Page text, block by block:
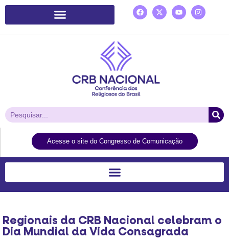
Acesse o site do Congresso de Comunicação
Regionais da CRB Nacional celebram o
Dia Mundial da Vida Consagrada